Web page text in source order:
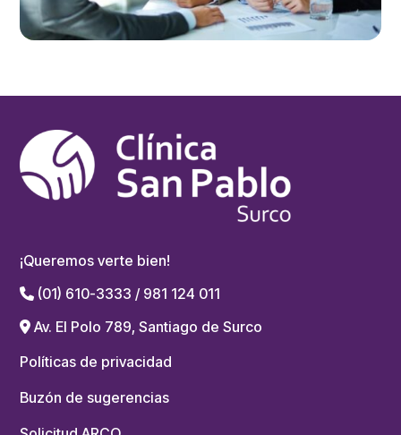
¡Queremos verte bien!
(01) 610-3333 / 981 124 011
Av. El Polo 789, Santiago de Surco
Políticas de privacidad
Buzón de sugerencias